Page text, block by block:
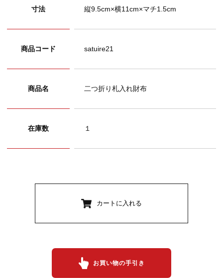
寸法 縦9.5cm×横11cm×マチ1.5cm
商品コード satuire21
商品名 二つ折り札入れ財布
在庫数 １
カートに入れる
お買い物の手引き